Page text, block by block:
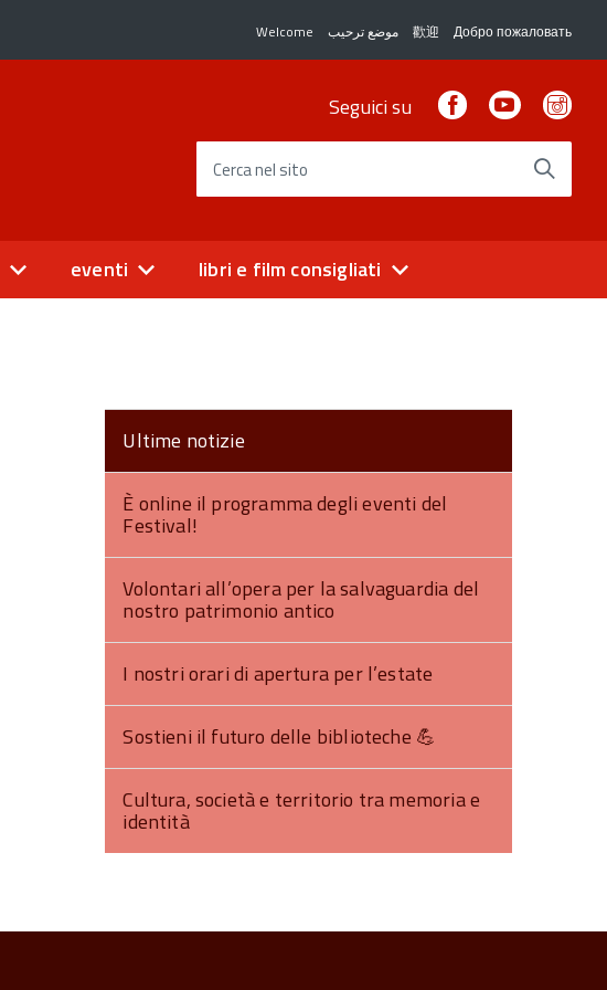
Welcome موضع ترحيب 歡迎 Добро пожаловать
Seguici su FacebookYoutube
Cerca nel sito
eventi
libri e film consigliati
Ultime notizie
È online il programma degli eventi del
Festival!
Volontari all’opera per la salvaguardia del
nostro patrimonio antico
I nostri orari di apertura per l’estate
Sostieni il futuro delle biblioteche 💪​
Cultura, società e territorio tra memoria e
identità